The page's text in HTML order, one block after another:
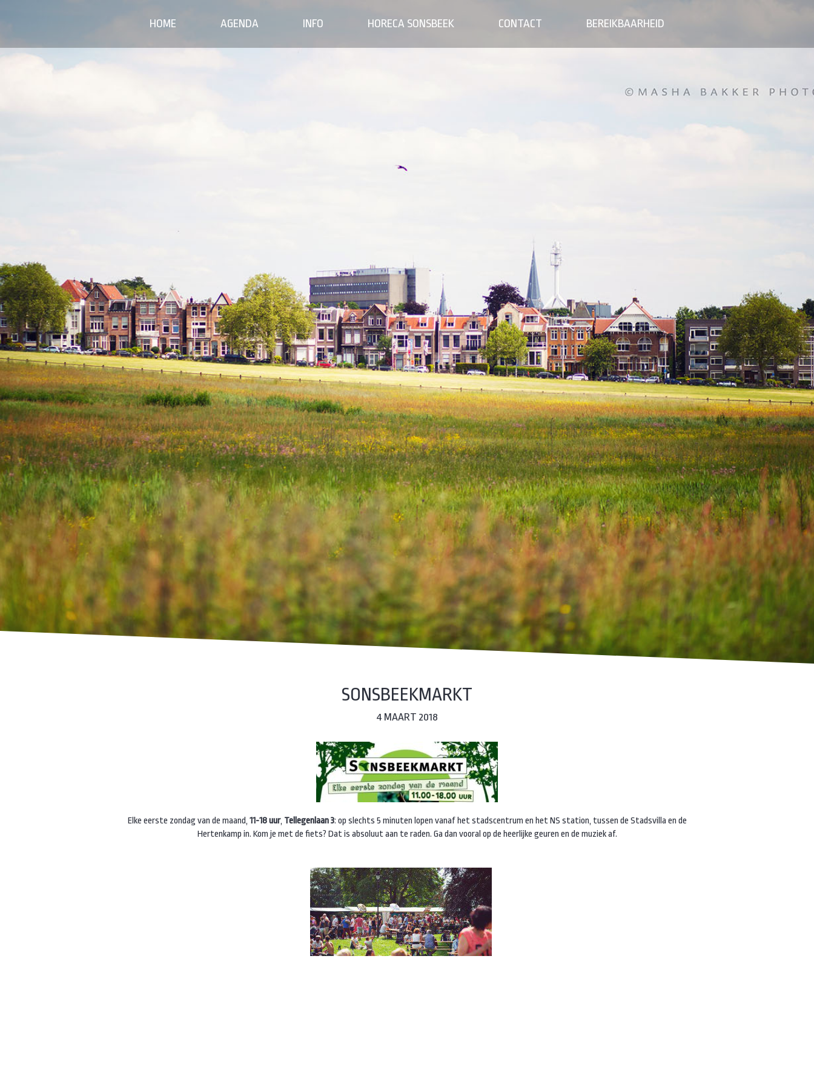
SONSBEEKMARKT
4 MAART 2018
Elke eerste zondag van de maand, 11-18 uur, Tellegenlaan 3: op slechts 5 minuten lopen vanaf het stadscentrum en het NS station, tussen de Stadsvilla en de
Hertenkamp in. Kom je met de fiets? Dat is absoluut aan te raden. Ga dan vooral op de heerlijke geuren en de muziek af.
HOME AGENDA INFO HORECA SONSBEEK CONTACT BEREIKBAARHEID